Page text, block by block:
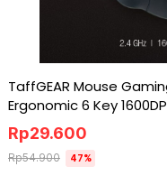
TaffGEAR Mouse
Ergonomic 6 Key
Rp29.600
Rp54.900 47%